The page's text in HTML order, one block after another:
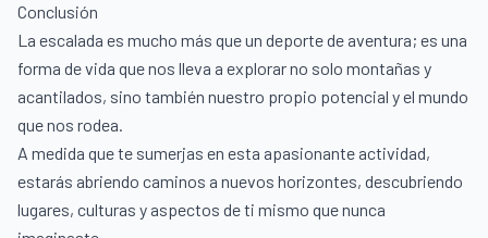
Conclusión
La escalada es mucho más que un deporte de aventura; es una
forma de vida que nos lleva a explorar no solo montañas y
acantilados, sino también nuestro propio potencial y el mundo
que nos rodea.
A medida que te sumerjas en esta apasionante actividad,
estarás abriendo caminos a nuevos horizontes, descubriendo
lugares, culturas y aspectos de ti mismo que nunca